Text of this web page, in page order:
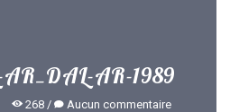
AR-1989
268 Aucun commentaire